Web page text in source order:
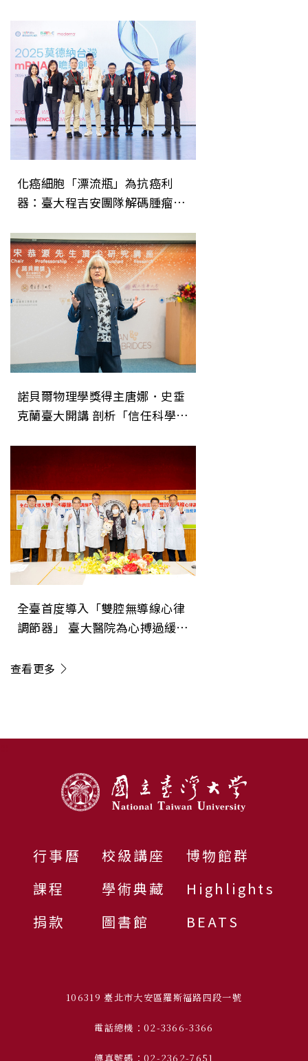
化癌細胞「漂流瓶」為抗癌利
器：臺大程吉安團隊解碼腫瘤胞
諾貝爾物理學獎得主唐娜．史垂
克蘭臺大開講 剖析「信任科學」
全臺首度導入「雙腔無導線心律
調節器」 臺大醫院為心搏過緩病
查看更多
行事曆
課程
捐款
校級講座
學術典藏
圖書館
博物館群
Highlights
BEATS
106319 臺北市大安區羅斯福路四段一號
電話總機：02-3366-3366
傳真號碼：02-2362-7651